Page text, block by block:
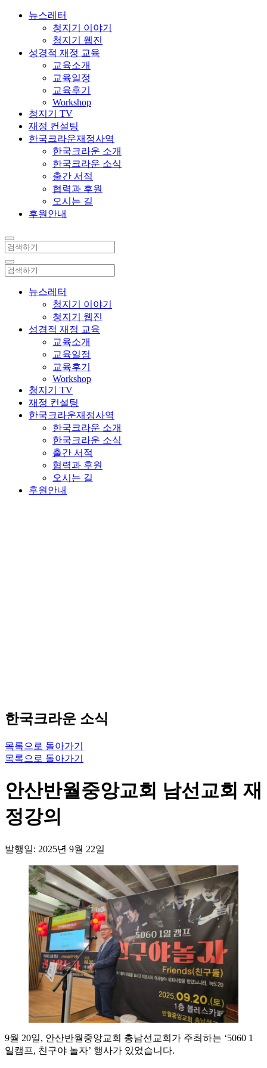
뉴스레터
청지기 이야기
청지기 웹진
성경적 재정 교육
교육소개
교육일정
교육후기
Workshop
청지기 TV
재정 컨설팅
한국크라운재정사역
한국크라운 소개
한국크라운 소식
출간 서적
협력과 후원
오시는 길
후원안내
뉴스레터
청지기 이야기
청지기 웹진
성경적 재정 교육
교육소개
교육일정
교육후기
Workshop
청지기 TV
재정 컨설팅
한국크라운재정사역
한국크라운 소개
한국크라운 소식
출간 서적
협력과 후원
오시는 길
후원안내
한국크라운 소식
목록으로 돌아가기
목록으로 돌아가기
안산반월중앙교회 남선교회 재
정강의
발행일: 2025년 9월 22일
9월 20일, 안산반월중앙교회 총남선교회가 주최하는 ‘5060 1
일캠프, 친구야 놀자’ 행사가 있었습니다.